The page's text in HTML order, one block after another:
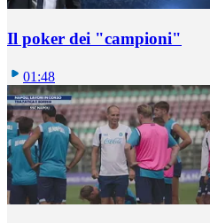
Il poker dei "campioni"
01:48